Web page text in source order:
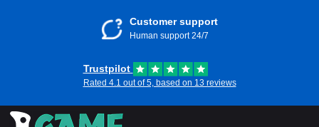
Customer support
Human support 24/7
Trustpilot
Rated 4.1 out of 5, based on 13 reviews